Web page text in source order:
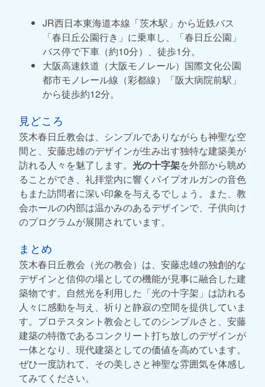
JR西日本東海道本線「茨木駅」から近鉄バス
「春日丘公園行き」に乗車し、「春日丘公園」
バス停で下車（約10分）、徒歩1分。
大阪高速鉄道（大阪モノレール）国際文化公園
都市モノレール線（彩都線）「阪大病院前駅」
から徒歩約12分。
見どころ
茨木春日丘教会は、シンプルでありながらも神聖な空
間と、安藤忠雄のデザインが生み出す独特な建築美が
訪れる人々を魅了します。 光の十字架を外部から眺め
ることができ、礼拝堂内に響くパイプオルガンの音色
もまた訪問者に深い印象を与えるでしょう。また、教
会ホールの内部は温かみのあるデザインで、子供向け
のプログラムが展開されています。
まとめ
茨木春日丘教会（光の教会）は、安藤忠雄の独創的な
デザインと信仰の場としての機能が見事に融合した建
築物です。自然光を利用した「光の十字架」は訪れる
人々に感動を与え、祈りと静寂の空間を提供していま
す。プロテスタント教会としてのシンプルさと、安藤
建築の特徴であるコンクリート打ち放しのデザインが
一体となり、現代建築としての価値を高めています。
ぜひ一度訪れて、その美しさと神聖な雰囲気を体感し
てみてください。